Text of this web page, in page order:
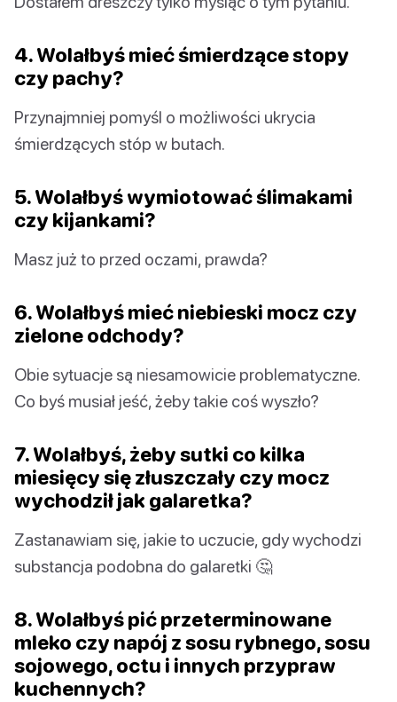
4. Wolałbyś mieć śmierdzące stopy
czy pachy?
Przynajmniej pomyśl o możliwości ukrycia
śmierdzących stóp w butach.
5. Wolałbyś wymiotować ślimakami
czy kijankami?
Masz już to przed oczami, prawda?
6. Wolałbyś mieć niebieski mocz czy
zielone odchody?
Obie sytuacje są niesamowicie problematyczne.
Co byś musiał jeść, żeby takie coś wyszło?
7. Wolałbyś, żeby sutki co kilka
miesięcy się złuszczały czy mocz
wychodził jak galaretka?
Zastanawiam się, jakie to uczucie, gdy wychodzi
substancja podobna do galaretki 🤔
8. Wolałbyś pić przeterminowane
mleko czy napój z sosu rybnego, sosu
sojowego, octu i innych przypraw
kuchennych?